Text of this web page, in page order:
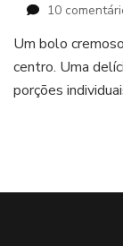
10
Um bolo
centro. Uma
porções